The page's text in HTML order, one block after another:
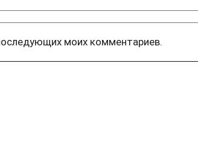
моих комментариев.